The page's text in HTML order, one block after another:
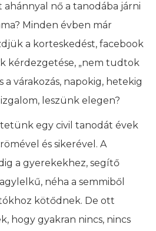
nő a tanodába járni
Minden évben már
a korteskedést, facebook
kérdezgetése, „nem tudtok
a várakozás, napokig, hetekig
leszünk elegen?
egy civil tanodát évek
és sikerével. A
a gyerekekhez, segítő
néha a semmiből
kötődnek. De ott
hogy gyakran nincs, nincs